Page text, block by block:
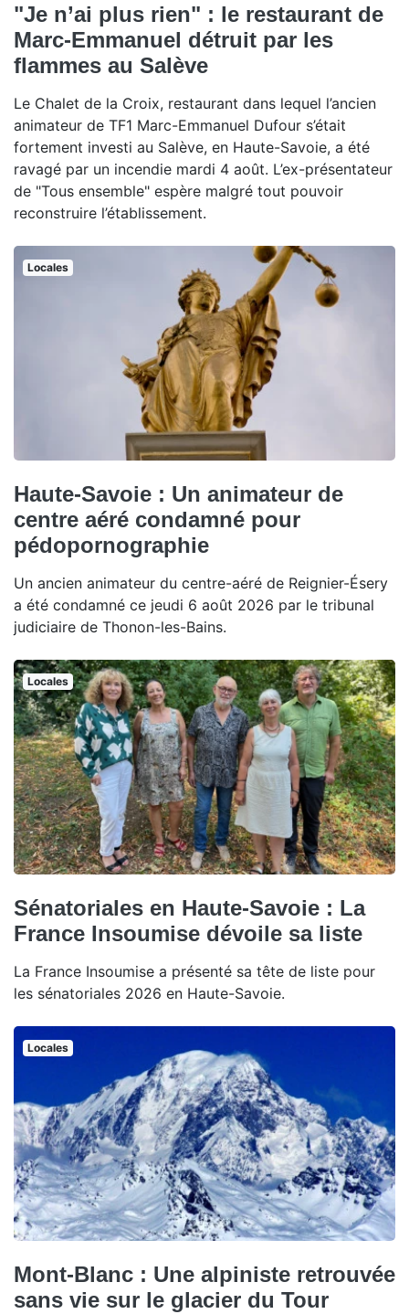
"Je n’ai plus rien" : le restaurant de
Marc-Emmanuel détruit par les
flammes au Salève
Le Chalet de la Croix, restaurant dans lequel l’ancien
animateur de TF1 Marc-Emmanuel Dufour s’était
fortement investi au Salève, en Haute-Savoie, a été
ravagé par un incendie mardi 4 août. L’ex-présentateur
de "Tous ensemble" espère malgré tout pouvoir
reconstruire l’établissement.
Locales
Haute-Savoie : Un animateur de
centre aéré condamné pour
pédopornographie
Un ancien animateur du centre-aéré de Reignier-Ésery
a été condamné ce jeudi 6 août 2026 par le tribunal
judiciaire de Thonon-les-Bains.
Locales
Sénatoriales en Haute-Savoie : La
France Insoumise dévoile sa liste
La France Insoumise a présenté sa tête de liste pour
les sénatoriales 2026 en Haute-Savoie.
Locales
Mont-Blanc : Une alpiniste retrouvée
sans vie sur le glacier du Tour